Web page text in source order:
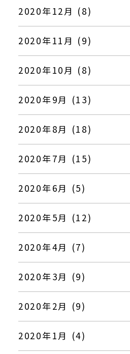
2020年12月 (8)
2020年11月 (9)
2020年10月 (8)
2020年9月 (13)
2020年8月 (18)
2020年7月 (15)
2020年6月 (5)
2020年5月 (12)
2020年4月 (7)
2020年3月 (9)
2020年2月 (9)
2020年1月 (4)